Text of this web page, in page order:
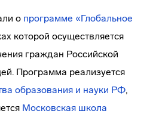
о программе «Глобальное
которой осуществляется
граждан Российской
Программа реализуется
образования и науки РФ,
Московская школа